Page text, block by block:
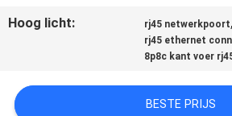
PRIVACY
Hoog licht: rj45 netwerkpoort,
rj45 ethernet
8p8c kant voer
BESTE PRIJS